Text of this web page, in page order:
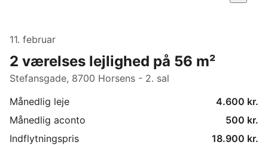
11. februar
2 værelses lejlighed på 56 m²
Stefansgade, 8700 Horsens - 2. sal
Månedlig leje
4.600 kr.
Månedlig aconto
500 kr.
Indflytningspris
18.900 kr.